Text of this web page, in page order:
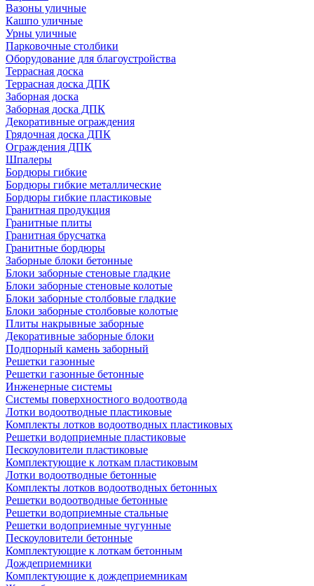
Вазоны уличные
Кашпо уличные
Урны уличные
Парковочные столбики
Оборудование для благоустройства
Террасная доска
Террасная доска ДПК
Заборная доска
Заборная доска ДПК
Декоративные ограждения
Грядочная доска ДПК
Ограждения ДПК
Шпалеры
Бордюры гибкие
Бордюры гибкие металлические
Бордюры гибкие пластиковые
Гранитная продукция
Гранитные плиты
Гранитная брусчатка
Гранитные бордюры
Заборные блоки бетонные
Блоки заборные стеновые гладкие
Блоки заборные стеновые колотые
Блоки заборные столбовые гладкие
Блоки заборные столбовые колотые
Плиты накрывные заборные
Декоративные заборные блоки
Подпорный камень заборный
Решетки газонные
Решетки газонные бетонные
Инженерные системы
Системы поверхностного водоотвода
Лотки водоотводные пластиковые
Комплекты лотков водоотводных пластиковых
Решетки водоприемные пластиковые
Пескоуловители пластиковые
Комплектующие к лоткам пластиковым
Лотки водоотводные бетонные
Комплекты лотков водоотводных бетонных
Решетки водоотводные бетонные
Решетки водоприемные стальные
Решетки водоприемные чугунные
Пескоуловители бетонные
Комплектующие к лоткам бетонным
Дождеприемники
Комплектующие к дождеприемникам